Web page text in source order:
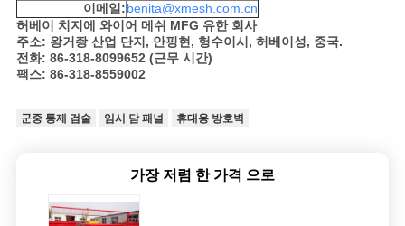
이메일:benita@xmesh.com.cn
허베이 치지에 와이어 메쉬 MFG 유한 회사
주소: 왕거좡 산업 단지, 안핑현, 헝수이시, 허베이성, 중국.
전화: 86-318-8099652 (근무 시간)
팩스: 86-318-8559002
군중 통제 검술 임시 담 패널 휴대용 방호벽
가장 저렴 한 가격 으로